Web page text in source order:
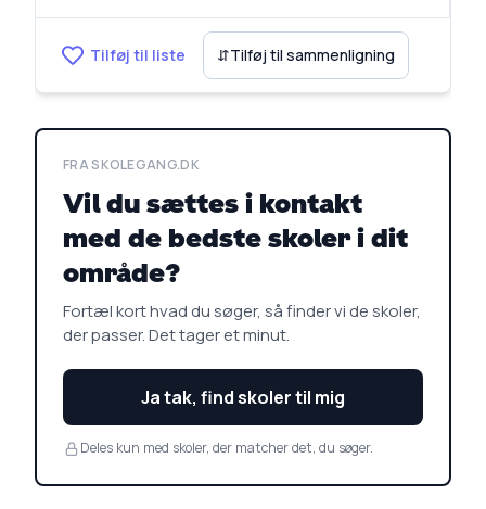
Tilføj til liste ⇵Tilføj til sammenligning
FRA SKOLEGANG.DK
Vil du sættes i kontakt
med de bedste skoler i dit
område?
Fortæl kort hvad du søger, så finder vi de skoler,
der passer. Det tager et minut.
Ja tak, find skoler til mig
Deles kun med skoler, der matcher det, du søger.